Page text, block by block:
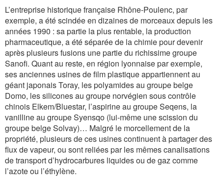
L’entreprise historique française Rhône-Poulenc, par
exemple, a été scindée en dizaines de morceaux depuis les
années 1990 : sa partie la plus rentable, la production
pharmaceutique, a été séparée de la chimie pour devenir
après plusieurs fusions une partie du richissime groupe
Sanofi. Quant au reste, en région lyonnaise par exemple,
ses anciennes usines de film plastique appartiennent au
géant japonais Toray, les polyamides au groupe belge
Domo, les silicones au groupe norvégien sous contrôle
chinois Elkem/Bluestar, l’aspirine au groupe Seqens, la
vanilline au groupe Syensqo (lui-même une scission du
groupe belge Solvay)… Malgré le morcellement de la
propriété, plusieurs de ces usines continuent à partager des
flux de vapeur, ou sont reliées par les mêmes canalisations
de transport d’hydrocarbures liquides ou de gaz comme
l’azote ou l’éthylène.